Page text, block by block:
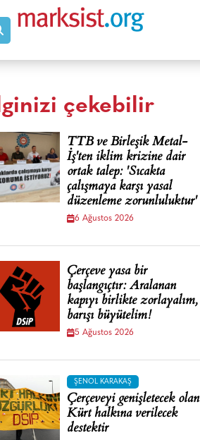
çekebilir
TTB ve Birleşik Metal-
İş'ten iklim krizine dair
ortak talep: 'Sıcakta
çalışmaya karşı yasal
düzenleme zorunluluktur'
6 Ağustos 2026
Çerçeve yasa bir
başlangıçtır: Aralanan
kapıyı birlikte zorlayalım,
barışı büyütelim!
5 Ağustos 2026
ŞENOL KARAKAŞ
Çerçeveyi genişletecek olan
Kürt halkına verilecek
destektir